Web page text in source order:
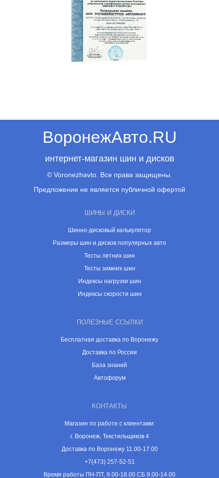
ВоронежАвто.RU
интернет-магазин шин и дисков
© Voronezhavto. Все права защищены.
Предложение не является публичной офертой
ШИНЫ И ДИСКИ
Шинно-дисковый калькулятор
Размеры шин и дисков популярных авто
Тесты летних шин
Тесты зимних шин
Индексы нагрузки шин
Индексы скорости шин
ПОЛЕЗНЫЕ ССЫЛКИ
Бесплатная доставка по Воронежу
Доставка по России
База знаний
Автофорум
КОНТАКТЫ
Магазин по работе с клиентами:
г. Воронеж, Текстильщиков 4
Доставка по Воронежу 11.00-17.00
+7(473) 257-52-51
Время работы ПН-ПТ, 9.00-18.00 СБ 9.00-14.00